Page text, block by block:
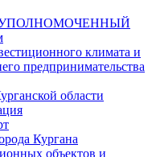
климата и
предпринимательства
области
Кургана
объектов и